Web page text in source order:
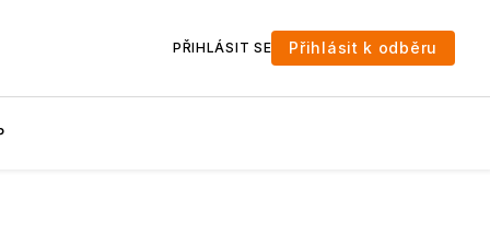
PŘIHLÁSIT SE Přihlásit k odběru